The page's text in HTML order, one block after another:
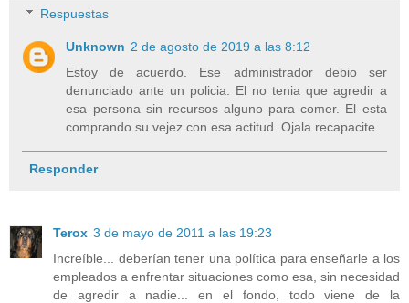
Respuestas
Unknown 2 de agosto de 2019 a las 8:12
Estoy de acuerdo. Ese administrador debio ser
denunciado ante un policia. El no tenia que agredir a
esa persona sin recursos alguno para comer. El esta
comprando su vejez con esa actitud. Ojala recapacite
Responder
Terox 3 de mayo de 2011 a las 19:23
Increíble... deberían tener una política para enseñarle a los
empleados a enfrentar situaciones como esa, sin necesidad
de agredir a nadie... en el fondo, todo viene de la